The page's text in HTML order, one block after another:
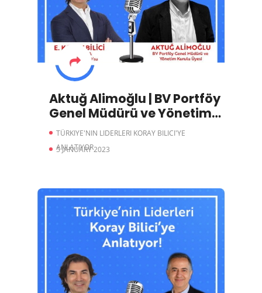
Aktuğ Alimoğlu | BV Portföy
Genel Müdürü ve Yönetim
Kurulu Üyesi
TÜRKIYE'NIN LIDERLERI KORAY BILICI'YE
ANLATIYOR
5 JANUARY 2023